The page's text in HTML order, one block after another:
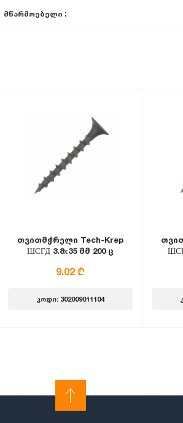
მწარმოებელი :
თვითმჭრელი Tech-Krep
ШСГД 3.8х35 მმ 200 ც
9.02 ₾
კოდი: 302009011104